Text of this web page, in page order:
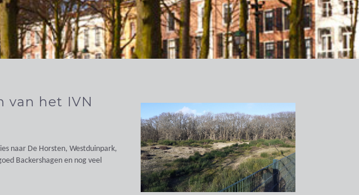
van het IVN
naar De Horsten, Westduinpark,
Backershagen en nog veel